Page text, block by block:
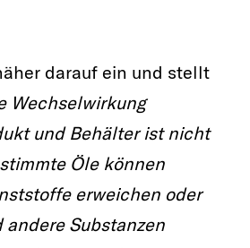
darauf ein und stellt
Wechselwirkung
und Behälter ist nicht
Öle können
erweichen oder
andere Substanzen